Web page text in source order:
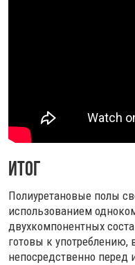
Итог
Полиуретановые полы
использованием
двухкомпонентных
готовы к употреблению,
непосредственно перед